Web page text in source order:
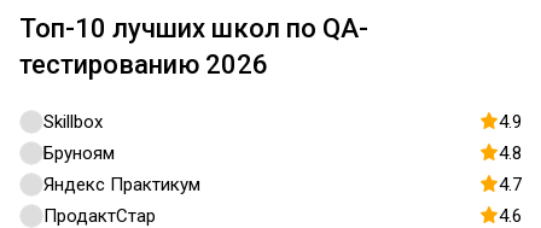
Топ-10 лучших школ по QA-
тестированию 2026
Skillbox
4.9
Бруноям
4.8
Яндекс Практикум
4.7
ПродактСтар
4.6